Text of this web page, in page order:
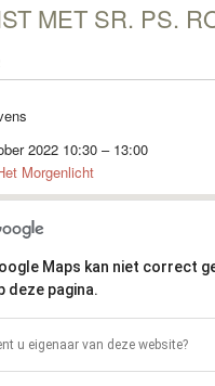
MET SR. PS.
2022 10:30– 13:00
Morgenlicht
Maps kan niet correct
deze pagina.
u eigenaar van deze website?